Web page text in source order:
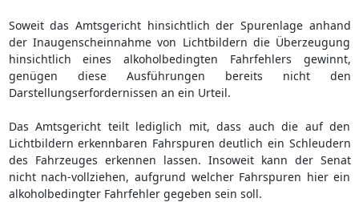
Soweit das Amtsgericht hinsichtlich der Spurenlage anhand
der Inaugenscheinnahme von Lichtbildern die Überzeugung
hinsichtlich eines alkoholbedingten Fahrfehlers gewinnt,
genügen diese Ausführungen bereits nicht den
Darstellungserfordernissen an ein Urteil.
Das Amtsgericht teilt lediglich mit, dass auch die auf den
Lichtbildern erkennbaren Fahrspuren deutlich ein Schleudern
des Fahrzeuges erkennen lassen. Insoweit kann der Senat
nicht nach-vollziehen, aufgrund welcher Fahrspuren hier ein
alkoholbedingter Fahrfehler gegeben sein soll.